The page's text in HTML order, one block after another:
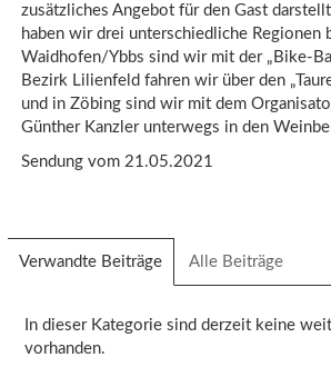
zusätzliches Angebot für den Gast
haben wir drei unterschiedliche Regionen
Waidhofen/Ybbs sind wir mit der „Bike-
Bezirk Lilienfeld fahren wir über den
und in Zöbing sind wir mit dem
Günther Kanzler unterwegs in den
Sendung vom 21.05.2021
Verwandte Beiträge (aktiver
Reiter)
Alle Beiträge
In dieser Kategorie sind derzeit keine
vorhanden.